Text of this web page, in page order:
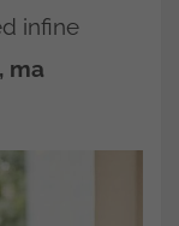
infine
ma